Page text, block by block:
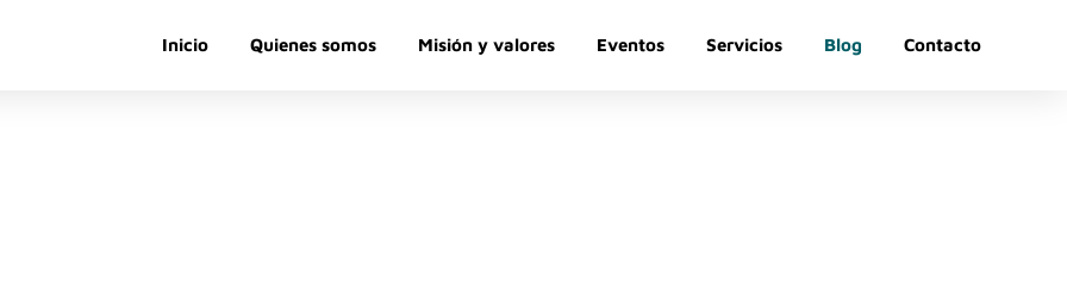
Inicio Quienes somos Misión y valores Eventos Servicios Blog Contacto